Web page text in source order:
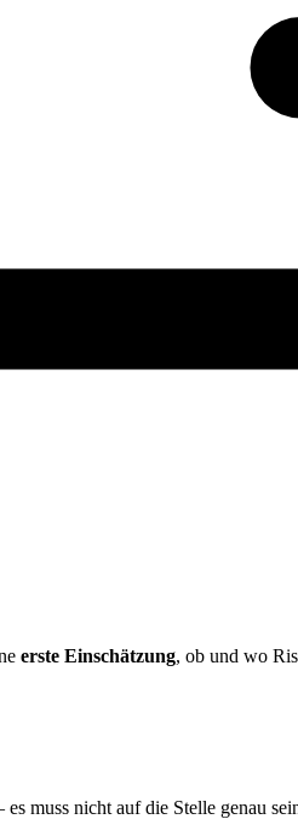
erste Einschätzung, ob und wo
muss nicht auf die Stelle genau